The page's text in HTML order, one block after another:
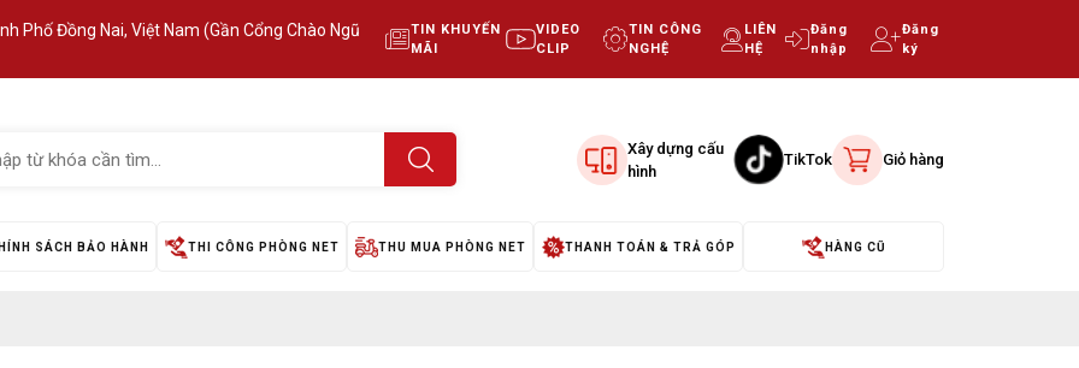
Phố Đồng Nai, Việt Nam (Gần Cổng Chào Ngũ
TIN KHUYẾN
MÃI
VIDEO
CLIP
TIN CÔNG
NGHỆ
LIÊN
HỆ
Đăng
nhập
Đăng
ký
Xây dựng cấu
hình
TikTok Giỏ hàng
SÁCH BẢO HÀNH THI CÔNG PHÒNG NET THU MUA PHÒNG NET THANH TOÁN & TRẢ GÓP HÀNG CŨ